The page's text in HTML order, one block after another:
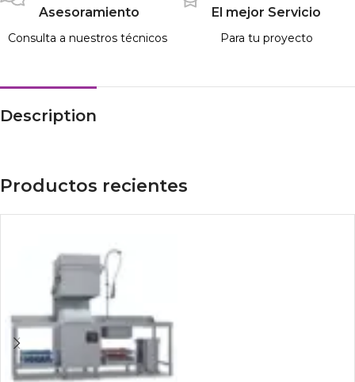
Asesoramiento
Consulta a nuestros técnicos
El mejor Servicio
Para tu proyecto
Description
Productos recientes